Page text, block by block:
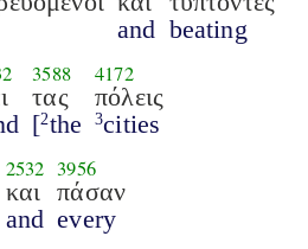
and beating
3588
τας
[2the
4172
πόλεις
3cities
2532
και
and
3956
πάσαν
every